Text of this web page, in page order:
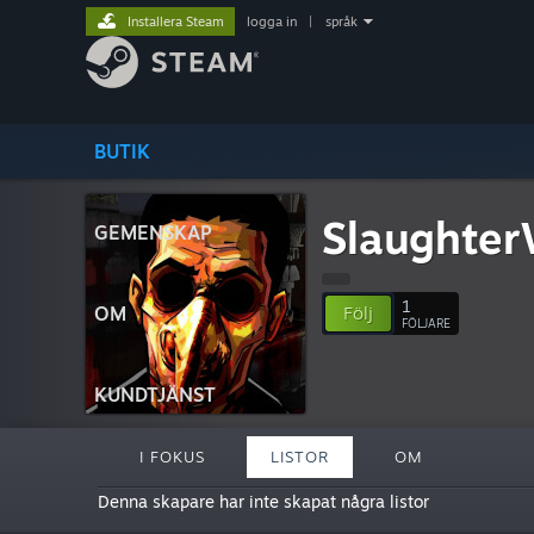
BUTIK
GEMENSKAP
OM
KUNDTJÄNST
Installera Steam logga in språk
Följ 1
FÖLJARE
I FOKUS LISTOR OM
Denna skapare har inte skapat några listor